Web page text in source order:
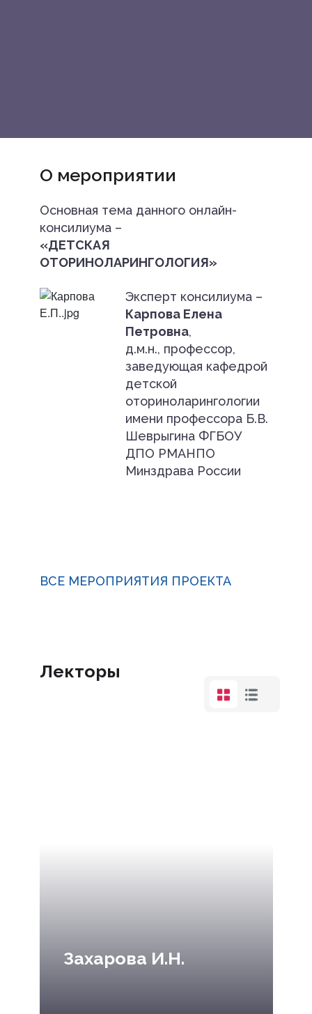
О мероприятии
Основная тема данного онлайн-
консилиума –
«ДЕТСКАЯ
ОТОРИНОЛАРИНГОЛОГИЯ»
Эксперт консилиума –
Карпова Елена
Петровна,
д.м.н., профессор,
заведующая кафедрой
детской
оториноларингологии
имени профессора Б.В.
Шеврыгина ФГБОУ
ДПО РМАНПО
Минздрава России
ВСЕ МЕРОПРИЯТИЯ ПРОЕКТА
Лекторы
Захарова И.Н.